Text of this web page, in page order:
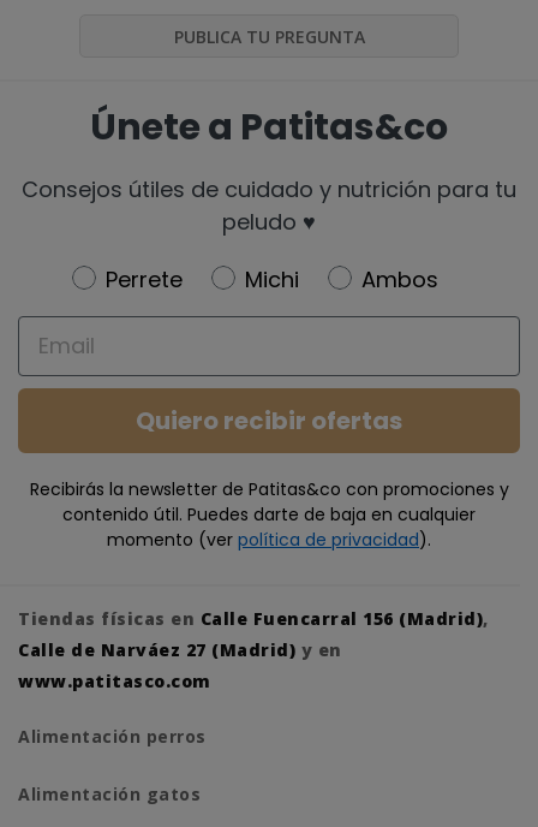
PUBLICA TU PREGUNTA
Únete a Patitas&co
Consejos útiles de cuidado y nutrición para tu
peludo ♥️
Newsletter
Perrete Michi
Ambos
Email
Quiero recibir ofertas
Recibirás la newsletter de Patitas&co con promociones y
contenido útil. Puedes darte de baja en cualquier
momento (ver política de privacidad).
Tiendas físicas en Calle Fuencarral 156 (Madrid),
Calle de Narváez 27 (Madrid) y en
www.patitasco.com
Alimentación perros
Alimentación gatos